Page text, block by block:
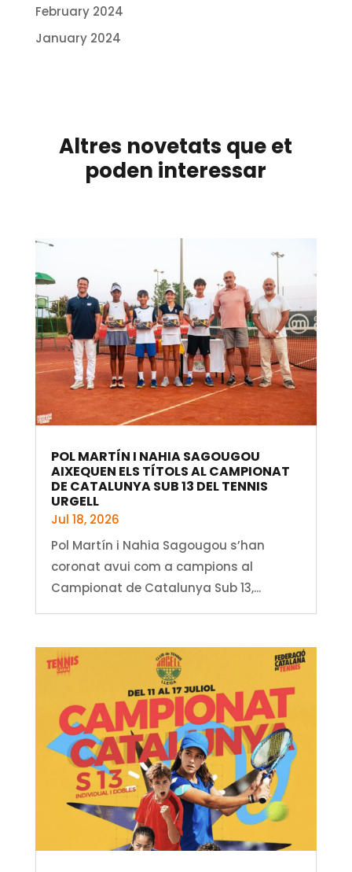
February 2024
January 2024
Altres novetats que et
poden interessar
POL MARTÍN I NAHIA SAGOUGOU
AIXEQUEN ELS TÍTOLS AL CAMPIONAT
DE CATALUNYA SUB 13 DEL TENNIS
URGELL
Jul 18, 2026
Pol Martín i Nahia Sagougou s’han
coronat avui com a campions al
Campionat de Catalunya Sub 13,...